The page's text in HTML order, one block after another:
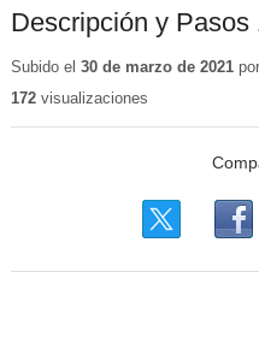
Descripción y Pasos
Subido el 30 de marzo de 2021por
172visualizaciones